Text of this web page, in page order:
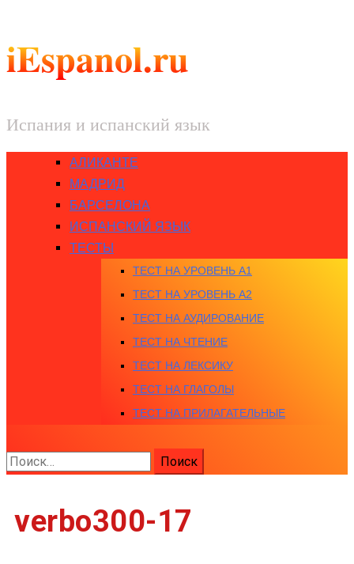
iEspanol.ru
Испания и испанский язык
АЛИКАНТЕ
МАДРИД
БАРСЕЛОНА
ИСПАНСКИЙ ЯЗЫК
ТЕСТЫ
ТЕСТ НА УРОВЕНЬ A1
ТЕСТ НА УРОВЕНЬ A2
ТЕСТ НА АУДИРОВАНИЕ
ТЕСТ НА ЧТЕНИЕ
ТЕСТ НА ЛЕКСИКУ
ТЕСТ НА ГЛАГОЛЫ
ТЕСТ НА ПРИЛАГАТЕЛЬНЫЕ
Найти:
verbo300-17